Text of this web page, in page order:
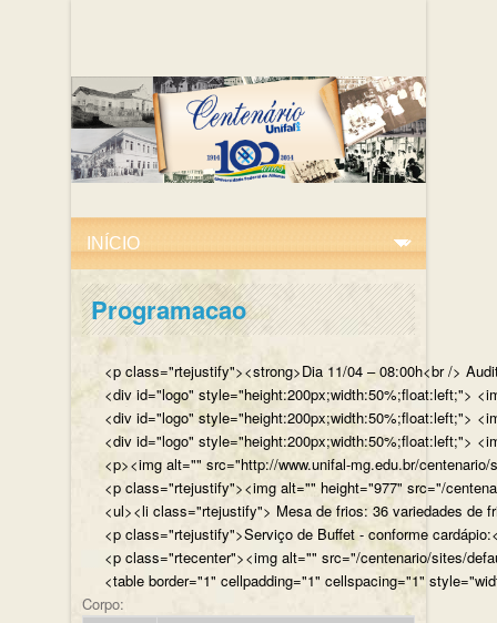
Programacao
<p class="rtejustify"><strong>Dia 11/04 – 08:00h<br />
<div id="logo" style="height:200px;width:50%;float:left;">
<div id="logo" style="height:200px;width:50%;float:left;">
<div id="logo" style="height:200px;width:50%;float:left;">
<p><img alt="" src="http://www.unifal-mg.edu.br/
<p class="rtejustify"><img alt="" height="977" src="/
<ul><li class="rtejustify"> Mesa de frios: 36 variedades de
<p class="rtejustify">Serviço de Buffet - conforme
<p class="rtecenter"><img alt="" src="/centenario/sites/
<table border="1" cellpadding="1" cellspacing="1"
Corpo: